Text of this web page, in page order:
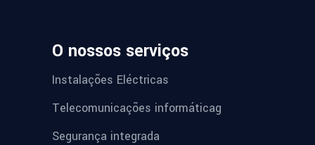
O nossos serviços
Instalações Eléctricas
Telecomunicações informáticag
Segurança integrada